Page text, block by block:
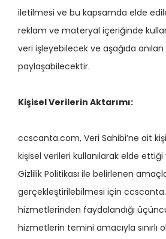
iletilmesi ve bu kapsamda elde
reklam ve materyal içeriğinde
veri işleyebilecek ve aşağıda
paylaşabilecektir.
Kişisel Verilerin Aktarımı:
ccscanta.com, Veri Sahibi’ne ait
kişisel verileri kullanılarak elde
Gizlilik Politikası ile belirlenen
gerçekleştirilebilmesi için
hizmetlerinden faydalandığı
hizmetlerin temini amacıyla sınırlı